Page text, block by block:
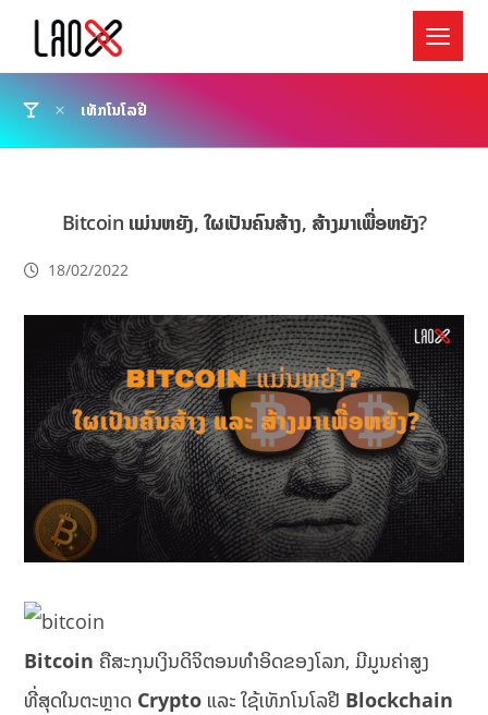
ເທັກໂນໂລຢີ
Bitcoin ແມ່ນຫຍັງ, ໃຜເປັນຄົນສ້າງ, ສ້າງມາເພື່ອຫຍັງ?
18/02/2022
Bitcoin ຄືສະກຸນເງິນດິຈິຕອນທຳອິດຂອງໂລກ, ມີມູນຄ່າສູງ
ທີ່ສຸດໃນຕະຫຼາດ Crypto ແລະ ໃຊ້ເທັກໂນໂລຢີ Blockchain